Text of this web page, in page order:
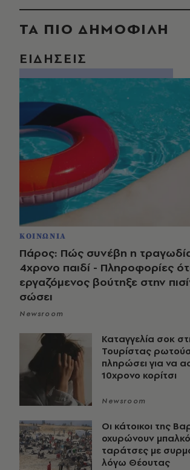
ΤΑ ΠΙΟ ΔΗΜΟΦΙΛΗ
ΕΙΔΗΣΕΙΣ
ΚΟΙΝΩΝΙΑ
Πάρος: Πώς συνέβη η
4χρονο παιδί - Πληροφορίες
εργαζόμενος βούτηξε στην
σώσει
Newsroom
Καταγγελία σοκ
Τουρίστας
πληρώσει για να
10χρονο κορίτσι
Newsroom
Οι κάτοικοι της
οχυρώνουν
ταράτσες με
λόγω Θέουτας